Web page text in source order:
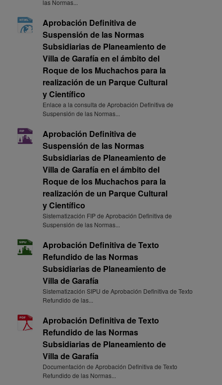
las Normas...
Aprobación Definitiva de
Suspensión de las Normas
Subsidiarias de Planeamiento de
Villa de Garafía en el ámbito del
Roque de los Muchachos para la
realización de un Parque Cultural
y Científico
Enlace a la consulta de Aprobación Definitiva de
Suspensión de las Normas...
Aprobación Definitiva de
Suspensión de las Normas
Subsidiarias de Planeamiento de
Villa de Garafía en el ámbito del
Roque de los Muchachos para la
realización de un Parque Cultural
y Científico
Sistematización FIP de Aprobación Definitiva de
Suspensión de las Normas...
Aprobación Definitiva de Texto
Refundido de las Normas
Subsidiarias de Planeamiento de
Villa de Garafía
Sistematización SIPU de Aprobación Definitiva de Texto
Refundido de las...
Aprobación Definitiva de Texto
Refundido de las Normas
Subsidiarias de Planeamiento de
Villa de Garafía
Documentación de Aprobación Definitiva de Texto
Refundido de las Normas...